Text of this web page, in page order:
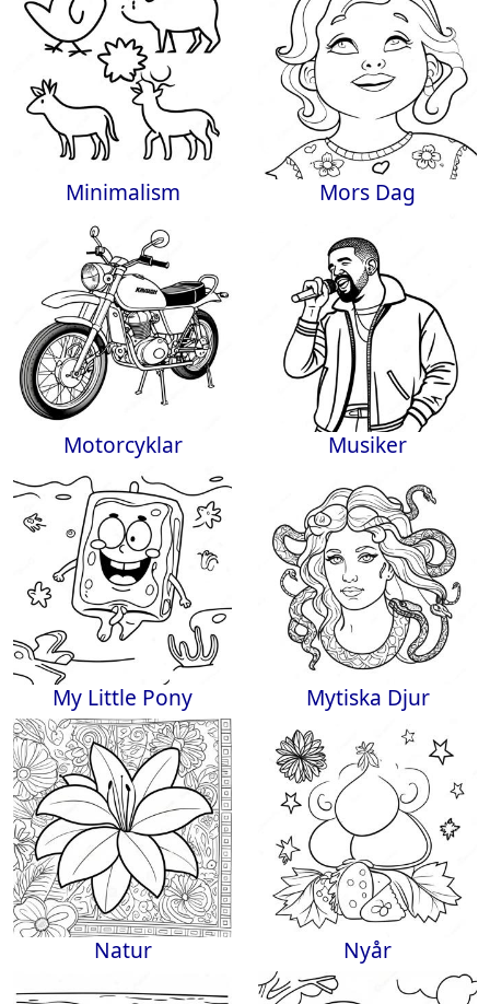
Minimalism Mors Dag
Motorcyklar Musiker
My Little Pony Mytiska Djur
Natur Nyår